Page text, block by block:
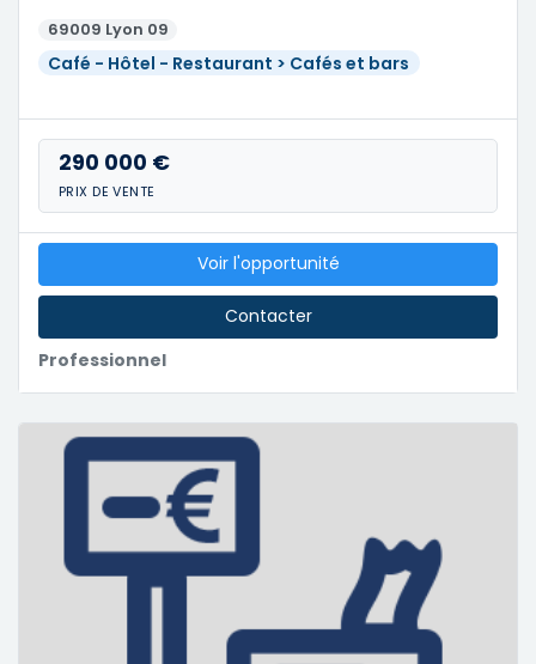
69009 Lyon 09
Café - Hôtel - Restaurant > Cafés et bars
290 000 €
PRIX DE VENTE
Professionnel
Voir l'opportunité
Contacter